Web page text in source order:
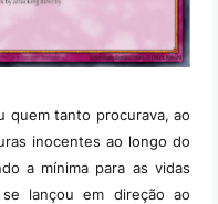
quem tanto procurava, ao
inocentes ao longo do
a mínima para as vidas
lançou em direção ao